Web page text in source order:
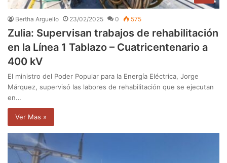
Bertha Arguello 23/02/2025 0 575
Zulia: Supervisan trabajos de rehabilitación
en la Línea 1 Tablazo – Cuatricentenario a
400 kV
El ministro del Poder Popular para la Energía Eléctrica, Jorge
Márquez, supervisó las labores de rehabilitación que se ejecutan
en…
Ver Mas »